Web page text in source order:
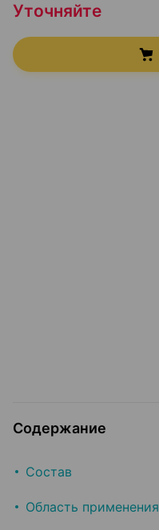
Уточняйте
Содержание
Состав
Область применения